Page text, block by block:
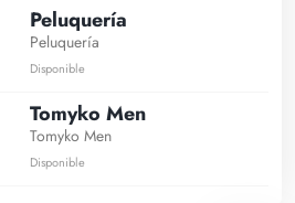
salón 102,103
Spa 106,107
de 9am a 7pm.
Peluquería
Peluquería
Disponible
Tomyko Men
Tomyko Men
Disponible